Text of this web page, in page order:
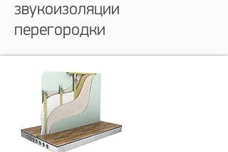
звукоизоляции
перегородки